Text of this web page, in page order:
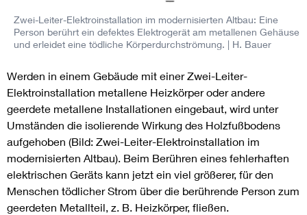
Zwei-Leiter-Elektroinstallation im modernisierten Altbau: Eine
Person berührt ein defektes Elektrogerät am metallenen Gehäuse
und erleidet eine tödliche Körperdurchströmung. | H. Bauer
Werden in einem Gebäude mit einer Zwei-Leiter-
Elektroinstallation metallene Heizkörper oder andere
geerdete metallene Installationen eingebaut, wird unter
Umständen die isolierende Wirkung des Holzfußbodens
aufgehoben (Bild: Zwei-Leiter-Elektroinstallation im
modernisierten Altbau). Beim Berühren eines fehlerhaften
elektrischen Geräts kann jetzt ein viel größerer, für den
Menschen tödlicher Strom über die berührende Person zum
geerdeten Metallteil, z. B. Heizkörper, fließen.